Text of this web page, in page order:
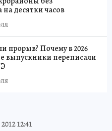
на десятки часов
прорыв? Почему в 2026
выпускники переписали
12:41